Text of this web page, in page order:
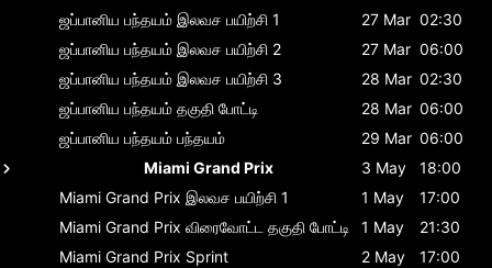
ஜப்பானிய பந்தயம் இலவச பயிற்சி 1 27 Mar 02:30
ஜப்பானிய பந்தயம் இலவச பயிற்சி 2 27 Mar 06:00
ஜப்பானிய பந்தயம் இலவச பயிற்சி 3 28 Mar 02:30
ஜப்பானிய பந்தயம் தகுதி போட்டி 28 Mar 06:00
ஜப்பானிய பந்தயம் பந்தயம் 29 Mar 06:00
Miami Grand Prix
3 May
18:00
Miami Grand Prix இலவச பயிற்சி 1 1 May
17:00
Miami Grand Prix விரைவோட்ட தகுதி போட்டி 1 May
21:30
Miami Grand Prix Sprint 2 May
17:00